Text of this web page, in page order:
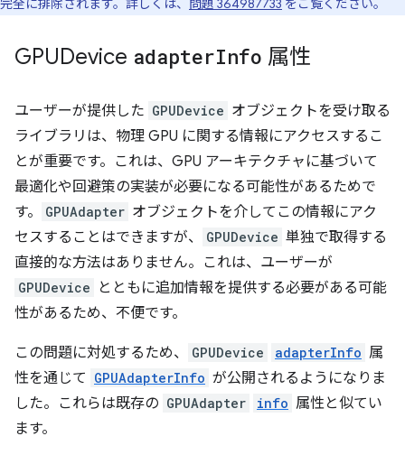
完全に排除されます。詳しくは、 問題 364987733 をご覧ください。
GPUDevice adapterInfo 属性
ユーザーが提供した GPUDevice オブジェクトを受け取る
ライブラリは、物理 GPU に関する情報にアクセスするこ
とが重要です。これは、GPU アーキテクチャに基づいて
最適化や回避策の実装が必要になる可能性があるためで
す。
GPUAdapter オブジェクトを介してこの情報にアク
セスすることはできますが、
GPUDevice 単独で取得する
直接的な方法はありません。これは、ユーザーが
GPUDevice
とともに追加情報を提供する必要がある可能
性があるため、不便です。
この問題に対処するため、 GPUDevice adapterInfo 属
性を通じて GPUAdapterInfo が公開されるようになりま
した。これらは既存の GPUAdapter info 属性と似てい
ます。